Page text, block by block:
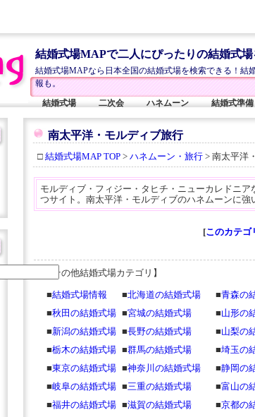
結婚式場MAPで二人にぴったりの結婚式
結婚式場MAPなら日本全国の結婚式場を検索できる！結
報も。
結婚式場
二次会 ハネムーン 結婚式準備
南太平洋・モルディブ旅行
□ 結婚式場MAP TOP > ハネムーン・旅行 > 南太平洋
モルディブ・フィジー・タヒチ・ニューカレドニ
つサイト。南太平洋・モルディブのハネムーンに強
[このカテゴ
【その他結婚式場カテゴリ】
■結婚式場情報 ■北海道の結婚式場 ■青森の
■秋田の結婚式場 ■宮城の結婚式場 ■山形の
■新潟の結婚式場 ■長野の結婚式場 ■山梨の
■栃木の結婚式場 ■群馬の結婚式場 ■埼玉の
■東京の結婚式場 ■神奈川の結婚式場 ■静岡の
■岐阜の結婚式場 ■三重の結婚式場 ■富山の
■福井の結婚式場 ■滋賀の結婚式場 ■京都の